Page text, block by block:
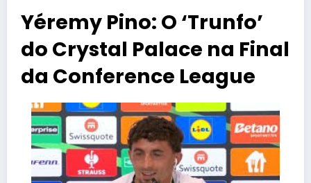
Yéremy Pino: O ‘Trunfo’
do Crystal Palace na Final
da Conference League